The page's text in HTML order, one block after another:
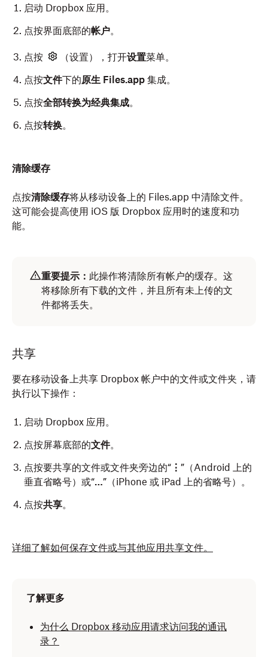
启动 Dropbox 应用。
点按界面底部的帐户。
点按 （设置），打开设置菜单。
点按文件下的原生 Files.app 集成。
点按全部转换为经典集成。
点按转换。
清除缓存
点按清除缓存将从移动设备上的 Files.app 中清除文件。
这可能会提高使用 iOS 版 Dropbox 应用时的速度和功
能。
重要提示： 此操作将清除所有帐户的缓存。这
将移除所有下载的文件，并且所有未上传的文
件都将丢失。
共享
要在移动设备上共享 Dropbox 帐户中的文件或文件夹，请
执行以下操作：
启动 Dropbox 应用。
点按屏幕底部的文件。
点按要共享的文件或文件夹旁边的“ ⋮ ”（Android 上的
垂直省略号）或“…”（iPhone 或 iPad 上的省略号）。
点按共享。
详细了解如何保存文件或与其他应用共享文件。
了解更多
为什么 Dropbox 移动应用请求访问我的通讯
录？